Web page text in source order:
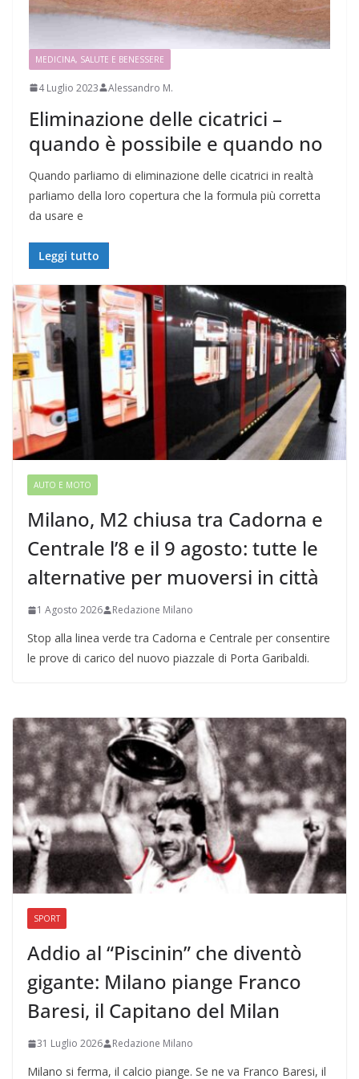
MEDICINA, SALUTE E BENESSERE
4 Luglio 2023 Alessandro M.
Eliminazione delle cicatrici –
quando è possibile e quando no
Quando parliamo di eliminazione delle cicatrici in realtà
parliamo della loro copertura che la formula più corretta
da usare e
Leggi tutto
AUTO E MOTO
Milano, M2 chiusa tra Cadorna e
Centrale l’8 e il 9 agosto: tutte le
alternative per muoversi in città
1 Agosto 2026 Redazione Milano
Stop alla linea verde tra Cadorna e Centrale per consentire
le prove di carico del nuovo piazzale di Porta Garibaldi.
SPORT
Addio al “Piscinin” che diventò
gigante: Milano piange Franco
Baresi, il Capitano del Milan
31 Luglio 2026 Redazione Milano
Milano si ferma, il calcio piange. Se ne va Franco Baresi, il